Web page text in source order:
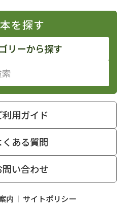
本を探す
リーから探す
利用ガイド
くある質問
問い合わせ
内
サイトポリシー